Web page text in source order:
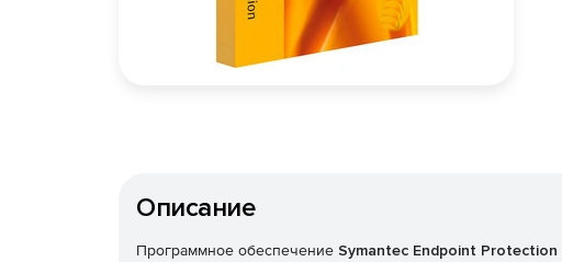
Описание
Программное обеспечение Symantec Endpoint Protection